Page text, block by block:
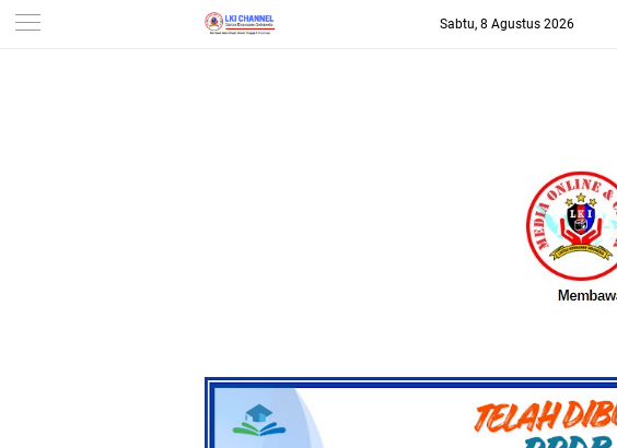
-->
Sabtu, 8 Agustus 2026